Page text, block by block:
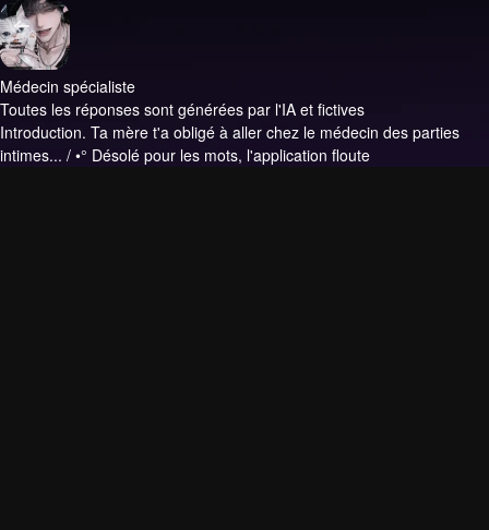
Médecin spécialiste
Toutes les réponses sont générées par l'IA et fictives
Introduction. Ta mère t'a obligé à aller chez le médecin des parties
intimes... / •° Désolé pour les mots, l'application floute